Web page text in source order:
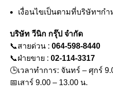
เงื่อนไขเป็นตามที่บริษัทฯก
บริษัท วีนิก กรุ๊ป จำกัด
📞สายด่วน : 064-598-8440
📞ฝ่ายขาย : 02-114-3317
🕒เวลาทำการ: จันทร์ – ศุกร์
📅เสาร์ 9.00 – 13.00 น.